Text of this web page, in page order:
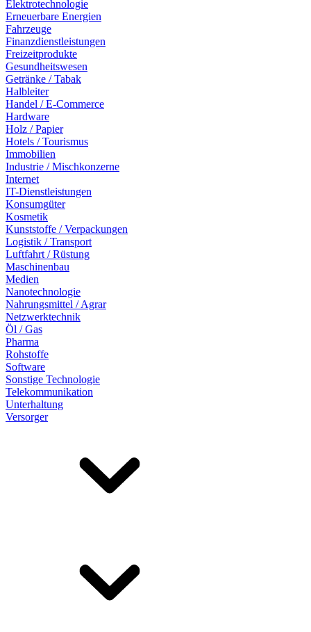
Elektrotechnologie
Erneuerbare Energien
Fahrzeuge
Finanzdienstleistungen
Freizeitprodukte
Gesundheitswesen
Getränke / Tabak
Halbleiter
Handel / E-Commerce
Hardware
Holz / Papier
Hotels / Tourismus
Immobilien
Industrie / Mischkonzerne
Internet
IT-Dienstleistungen
Konsumgüter
Kosmetik
Kunststoffe / Verpackungen
Logistik / Transport
Luftfahrt / Rüstung
Maschinenbau
Medien
Nanotechnologie
Nahrungsmittel / Agrar
Netzwerktechnik
Öl / Gas
Pharma
Rohstoffe
Software
Sonstige Technologie
Telekommunikation
Unterhaltung
Versorger